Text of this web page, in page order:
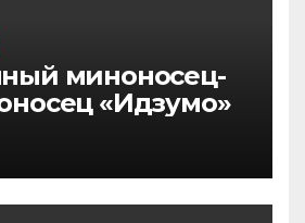
миноносец-
«Идзумо»